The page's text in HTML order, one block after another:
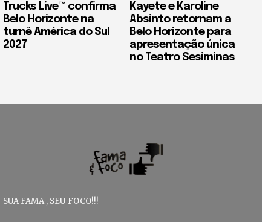
Trucks Live™ confirma
Belo Horizonte na
turnê América do Sul
2027
Kayete e Karoline
Absinto retornam a
Belo Horizonte para
apresentação única
no Teatro Sesiminas
SUA FAMA , SEU FOCO!!!